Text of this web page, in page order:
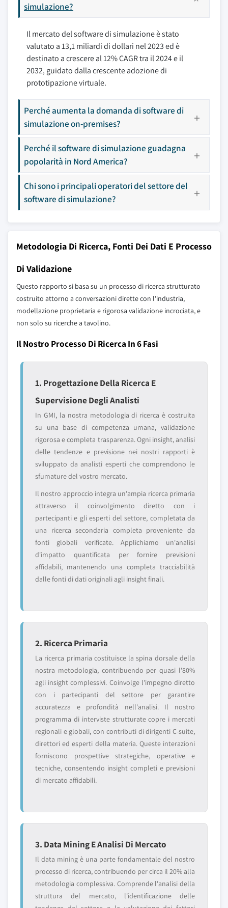
simulazione?
Il mercato del software di simulazione è stato
valutato a 13,1 miliardi di dollari nel 2023 ed è
destinato a crescere al 12% CAGR tra il 2024 e il
2032, guidato dalla crescente adozione di
prototipazione virtuale.
Perché aumenta la domanda di software di
simulazione on-premises?
Perché il software di simulazione guadagna
popolarità in Nord America?
Chi sono i principali operatori del settore del
software di simulazione?
Metodologia Di Ricerca, Fonti Dei Dati E Processo
Di Validazione
Questo rapporto si basa su un processo di ricerca strutturato
costruito attorno a conversazioni dirette con l'industria,
modellazione proprietaria e rigorosa validazione incrociata, e
non solo su ricerche a tavolino.
Il Nostro Processo Di Ricerca In 6 Fasi
1. Progettazione Della Ricerca E
Supervisione Degli Analisti
In GMI, la nostra metodologia di ricerca è costruita
su una base di competenza umana, validazione
rigorosa e completa trasparenza. Ogni insight, analisi
delle tendenze e previsione nei nostri rapporti è
sviluppato da analisti esperti che comprendono le
sfumature del vostro mercato.
Il nostro approccio integra un'ampia ricerca primaria
attraverso il coinvolgimento diretto con i
partecipanti e gli esperti del settore, completata da
una ricerca secondaria completa proveniente da
fonti globali verificate. Applichiamo un'analisi
d'impatto quantificata per fornire previsioni
affidabili, mantenendo una completa tracciabilità
dalle fonti di dati originali agli insight finali.
2. Ricerca Primaria
La ricerca primaria costituisce la spina dorsale della
nostra metodologia, contribuendo per quasi l'80%
agli insight complessivi. Coinvolge l'impegno diretto
con i partecipanti del settore per garantire
accuratezza e profondità nell'analisi. Il nostro
programma di interviste strutturate copre i mercati
regionali e globali, con contributi di dirigenti C-suite,
direttori ed esperti della materia. Queste interazioni
forniscono prospettive strategiche, operative e
tecniche, consentendo insight completi e previsioni
di mercato affidabili.
3. Data Mining E Analisi Di Mercato
Il data mining è una parte fondamentale del nostro
processo di ricerca, contribuendo per circa il 20% alla
metodologia complessiva. Comprende l'analisi della
struttura del mercato, l'identificazione delle